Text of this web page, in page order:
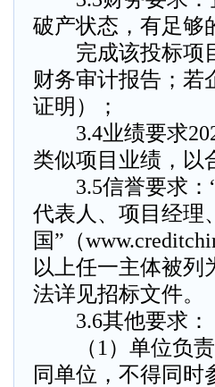
破产状态，有足够
完成该投标项目
财务审计报告；若
证明）；
3.4业绩要求
类似项目业绩，以
3.5信誉要求：“
代表人、项目经理
国”（
以上任一主体被列
法详见招标文件。
3.6其他要求：
（1）单位负责
同单位，不得同时